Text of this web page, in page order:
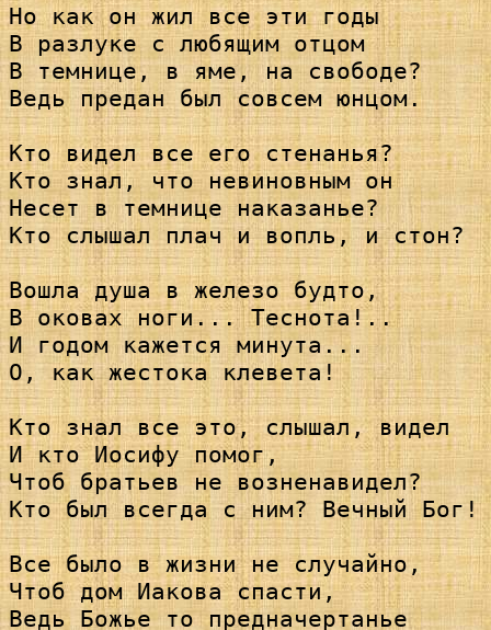
Но как он жил все эти годы
В разлуке с любящим отцом
В темнице, в яме, на свободе?
Ведь предан был совсем юнцом.
Кто видел все его стенанья?
Кто знал, что невиновным он
Несет в темнице наказанье?
Кто слышал плач и вопль, и стон?
Вошла душа в железо будто,
В оковах ноги... Теснота!..
И годом кажется минута...
О, как жестока клевета!
Кто знал все это, слышал, видел
И кто Иосифу помог,
Чтоб братьев не возненавидел?
Кто был всегда с ним? Вечный Бог!
Все было в жизни не случайно,
Чтоб дом Иакова спасти,
Ведь Божье то предначертанье